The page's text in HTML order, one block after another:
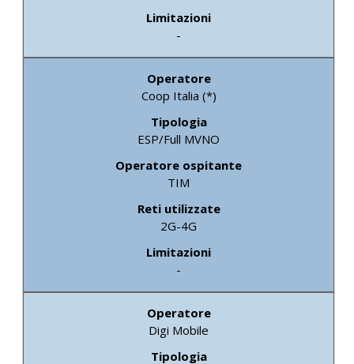
-
Coop Italia (*)
ESP/Full MVNO
TIM
2G-4G
-
Digi Mobile